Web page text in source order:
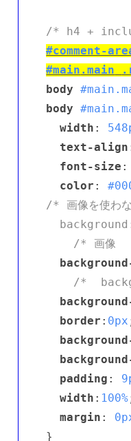
/* h4 +
#comment-
#main .main
body
#main
body
#main
width :
text-align
font-size :
color :
/* 画像を使わな
/* 画像　
/*
border : 0px
padding :
width : 100%
margin :